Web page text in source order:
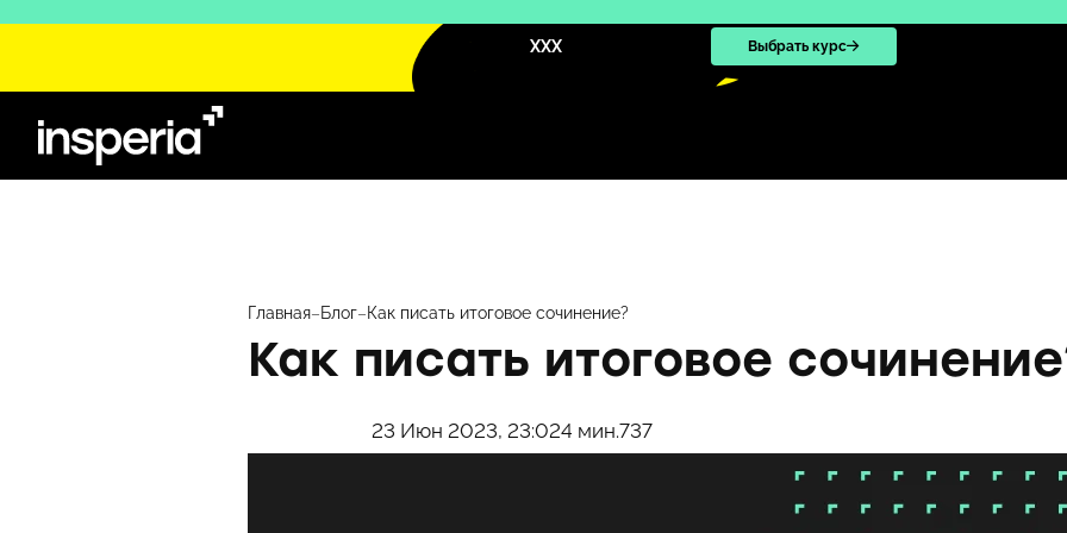
XXX Выбрать курс
Главная–Блог–Как писать итоговое сочинение?
Как писать итоговое
23 Июн 2023, 23:024 мин.737